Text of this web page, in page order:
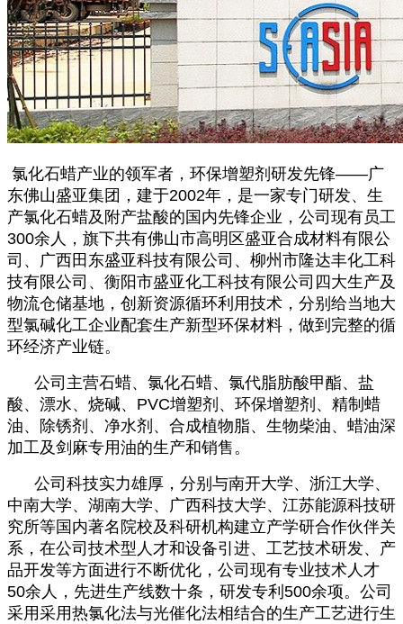
氯化石蜡产业的领军者，环保增塑剂研发先锋——广
东佛山盛亚集团，建于2002年，是一家专门研发、生
产氯化石蜡及附产盐酸的国内先锋企业，公司现有员工
300余人，旗下共有佛山市高明区盛亚合成材料有限公
司、广西田东盛亚科技有限公司、柳州市隆达丰化工科
技有限公司、衡阳市盛亚化工科技有限公司四大生产及
物流仓储基地，创新资源循环利用技术，分别给当地大
型氯碱化工企业配套生产新型环保材料，做到完整的循
环经济产业链。
公司主营石蜡、氯化石蜡、氯代脂肪酸甲酯、盐
酸、漂水、烧碱、PVC增塑剂、环保增塑剂、精制蜡
油、除锈剂、净水剂、合成植物脂、生物柴油、蜡油深
加工及剑麻专用油的生产和销售。
公司科技实力雄厚，分别与南开大学、浙江大学、
中南大学、湖南大学、广西科技大学、江苏能源科技研
究所等国内著名院校及科研机构建立产学研合作伙伴关
系，在公司技术型人才和设备引进、工艺技术研发、产
品开发等方面进行不断优化，公司现有专业技术人才
50余人，先进生产线数十条，研发专利500余项。公司
采用采用热氯化法与光催化法相结合的生产工艺进行生